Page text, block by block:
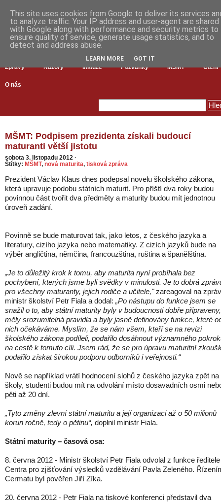
Zprávy Názory Inkluze Pozvánky MŠMT Čtení
O nás
MŠMT: Podpisem prezidenta získali budoucí
maturanti větší jistotu
sobota 3. listopadu 2012 ·
Štítky: MŠMT, nová maturita, tisková zpráva
Prezident Václav Klaus dnes podepsal novelu školského zákona,
která upravuje podobu státních maturit. Pro příští dva roky budou
povinnou část tvořit dva předměty a maturity budou mít jednotnou
úroveň zadání.
Povinně se bude maturovat tak, jako letos, z českého jazyka a
literatury, cizího jazyka nebo matematiky. Z cizích jazyků bude na
výběr angličtina, němčina, francouzština, ruština a španělština.
„Je to důležitý krok k tomu, aby maturita nyní probíhala bez
pochybení, kterých jsme byli svědky v minulosti. Je to dobrá
pro všechny maturanty, jejich rodiče a učitele,"zareagoval na
ministr školství Petr Fiala a dodal: „Po nástupu do funkce jsem se
snažil o to, aby státní maturity byly v budoucnosti dobře připraveny,
měly srozumitelná pravidla a byly jasně definovány funkce, které
nich očekáváme. Myslím, že se nám všem, kteří se na revizi
školského zákona podíleli, podařilo dosáhnout významného
na cestě k tomuto cíli. Jsem rád, že se pro úpravu maturitní
podařilo získat širokou podporu odborníků i veřejnosti.“
Nově se například vrátí hodnocení slohů z českého jazyka zpět na
školy, studenti budou mít na odvolání místo dosavadních osmi
pěti až 20 dní.
„Tyto změny zlevní státní maturitu a její organizaci až o 50 milionů
korun ročně, tedy o pětinu“, doplnil ministr Fiala.
Státní maturity – časová osa:
8. června 2012 - Ministr školství Petr Fiala odvolal z funkce ředitele
Centra pro zjišťování výsledků vzdělávání Pavla Zeleného.
Cermatu byl pověřen Jiří Zíka.
20. června 2012 - Petr Fiala na tiskové konferenci představil dva
This site uses cookies from Google to deliver its services
to analyze traffic. Your IP address and user-agent are shared
with Google along with performance and security metrics to
ensure quality of service, generate usage statistics, and to
detect and address abuse.
LEARN MORE GOT IT